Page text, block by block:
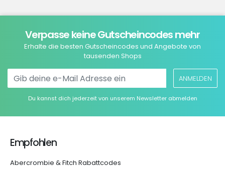
Verpasse keine Gutscheincodes mehr
Erhalte die besten Gutscheincodes und Angebote von
tausenden Shops
ANMELDEN
Du kannst dich jederzeit von unserem Newsletter abmelden
Empfohlen
Abercrombie & Fitch Rabattcodes